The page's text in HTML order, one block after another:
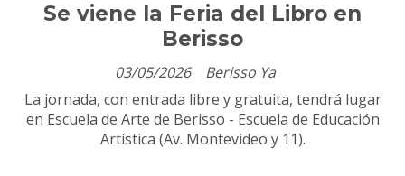
Se viene la Feria del Libro en
Berisso
Berisso Ya
03/05/2026
La jornada, con entrada libre y gratuita, tendrá lugar
en Escuela de Arte de Berisso - Escuela de Educación
Artística (Av. Montevideo y 11).